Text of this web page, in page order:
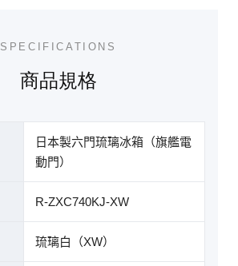
SPECIFICATIONS
商品規格
日本製六門琉璃冰箱（旗艦電
動門）
R-ZXC740KJ-XW
琉璃白（XW）